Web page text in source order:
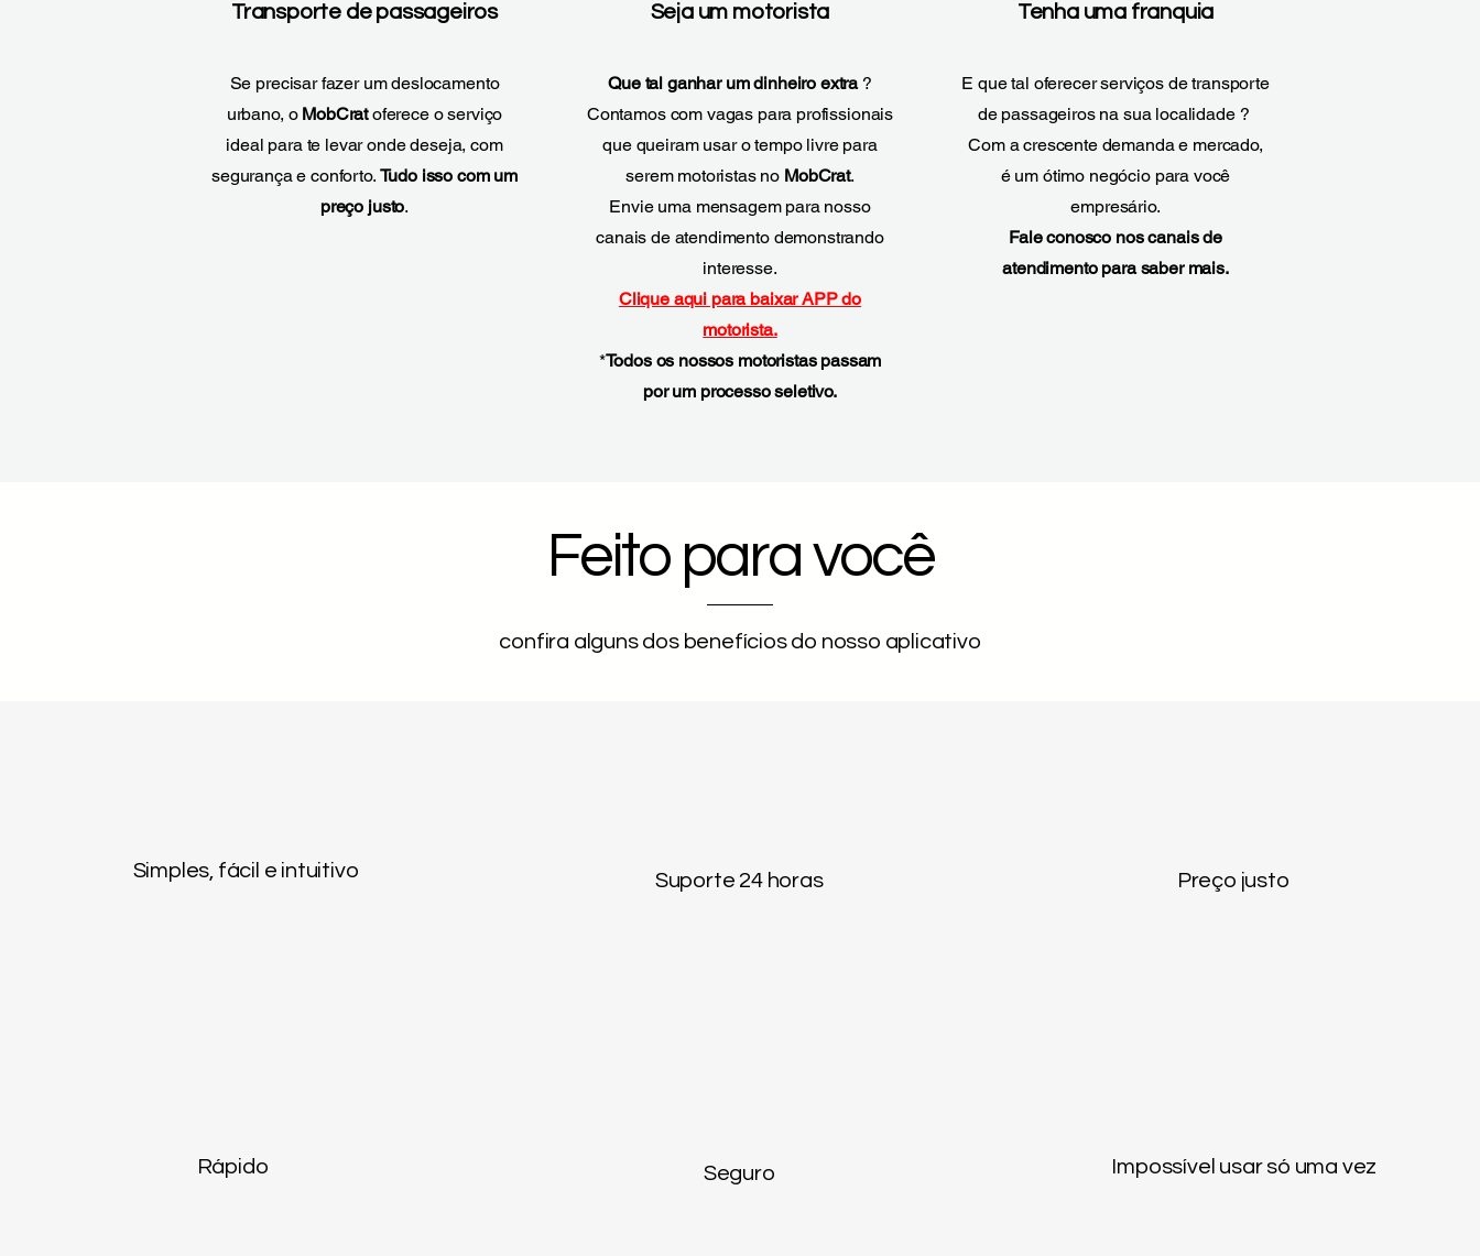
Transporte de passageiros
Se precisar fazer um deslocamento
urbano, o MobCratoferece o serviço
ideal para te levar onde deseja, com
segurança e conforto. Tudo isso com um
preço justo.
Seja um motorista
Que tal ganhar um dinheiro extra?
Contamos com vagas para profissionais
que queiram usar o tempo livre para
serem motoristas no MobCrat.
Envie uma mensagem para nosso
canais de atendimento demonstrando
interesse.
Clique aqui para baixar APP do
motorista.
*Todos os nossos motoristas passam
por um processo seletivo.
Tenha uma franquia
E que tal oferecer serviços de transporte
de passageiros na sua localidade ?
Com a crescente demanda e mercado,
é um ótimo negócio para você
empresário.
Fale conosco nos canais de
atendimento para saber mais.
Feito para você
confira alguns dos benefícios do nosso aplicativo
Simples, fácil e intuitivo Suporte 24 horas Preço justo
​Rápido Seguro Impossível usar só uma vez